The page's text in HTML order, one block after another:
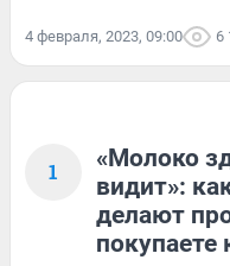
4 февраля, 2023, 09:00 6
1
«Молоко
видит»:
делают